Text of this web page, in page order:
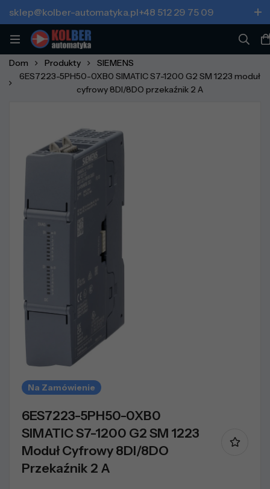
sklep@kolber-automatyka.pl+48 512 29 75 09
Dom Produkty
SIEMENS
6ES7223-5PH50-0XB0 SIMATIC S7-1200 G2 SM 1223 moduł
cyfrowy 8DI/8DO przekaźnik 2 A
Na Zamówienie
6ES7223-5PH50-0XB0
SIMATIC S7-1200 G2 SM 1223
Moduł Cyfrowy 8DI/8DO
Przekaźnik 2 A